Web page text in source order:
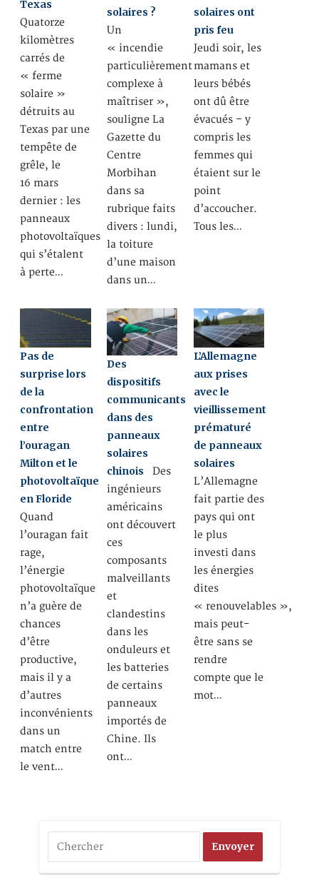
Texas
Quatorze
kilomètres
carrés de
« ferme
solaire »
détruits au
Texas par une
tempête de
grêle, le
16 mars
dernier : les
panneaux
photovoltaïques
qui s’étalent
à perte…
solaires ?
Un
« incendie
particulièrement
complexe à
maîtriser »,
souligne La
Gazette du
Centre
Morbihan
dans sa
rubrique faits
divers : lundi,
la toiture
d’une maison
dans un…
solaires ont
pris feu
Jeudi soir, les
mamans et
leurs bébés
ont dû être
évacués – y
compris les
femmes qui
étaient sur le
point
d’accoucher.
Tous les…
Pas de
surprise lors
de la
confrontation
entre
l’ouragan
Milton et le
photovoltaïque
en Floride
Quand
l’ouragan fait
rage,
l’énergie
photovoltaïque
n’a guère de
chances
d’être
productive,
mais il y a
d’autres
inconvénients
dans un
match entre
le vent…
Des
dispositifs
communicants
dans des
panneaux
solaires
chinois Des
ingénieurs
américains
ont découvert
ces
composants
malveillants
et
clandestins
dans les
onduleurs et
les batteries
de certains
panneaux
importés de
Chine. Ils
ont…
L’Allemagne
aux prises
avec le
vieillissement
prématuré
de panneaux
solaires
L’Allemagne
fait partie des
pays qui ont
le plus
investi dans
les énergies
dites
« renouvelables »,
mais peut-
être sans se
rendre
compte que le
mot…